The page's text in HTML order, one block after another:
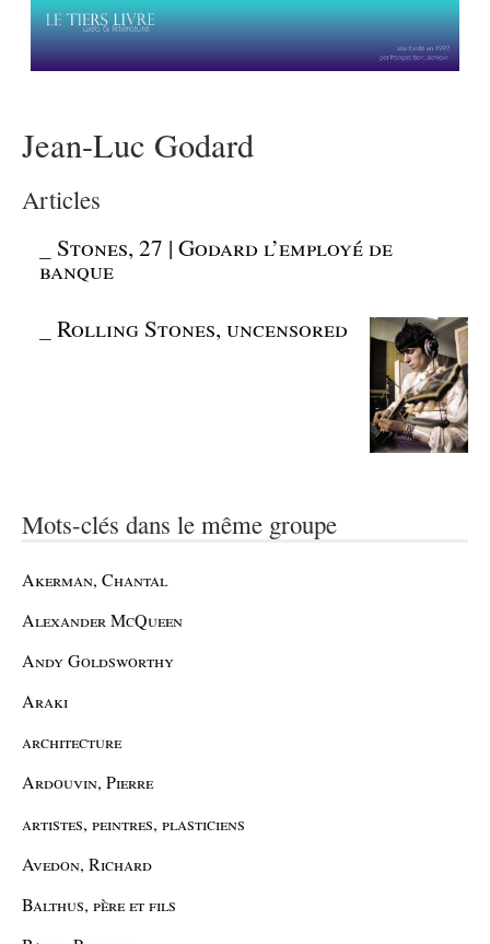
Jean-Luc Godard
Articles
Stones, 27 | Godard l’employé de
banque
_Rolling Stones, uncensored
Mots-clés dans le même groupe
Akerman, Chantal
Alexander McQueen
Andy Goldsworthy
Araki
architecture
Ardouvin, Pierre
artistes, peintres, plasticiens
Avedon, Richard
Balthus, père et fils